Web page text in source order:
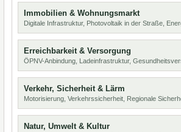
Immobilien & Wohnungsmarkt
Digitale Infrastruktur, Photovoltaik in der Straße,
Erreichbarkeit & Versorgung
ÖPNV-Anbindung, Ladeinfrastruktur,
Verkehr, Sicherheit & Lärm
Motorisierung, Verkehrssicherheit, Regionale
Natur, Umwelt & Kultur